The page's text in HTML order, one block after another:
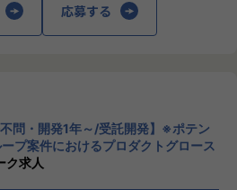
ータレイク等） など
プロダクト運営主体者としてプ
で、長い期間使われ価値発揮し続
スキルを獲得できる
共に業務することで成長できる
言葉を企業のVisionとしていま
超える新たな価値を共に創り出
まがサービスの成長を志したと
ボックスを思い浮かべていただ
応募する
問・開発1年～/受託開発】※ポテン
プ案件におけるプロダクトグロース
ク求人